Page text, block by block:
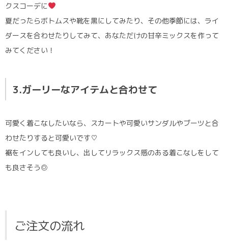
クスコーデに
夏だったらボトムスや靴を黒にしてみたり、その他季節には、ライ
ダースを合わせたりしてみて、あなただけの甘辛ミックスを作って
みてください！
3.ガーリーなアイテムと合わせて
可愛く着こなしたいなら、スカートや可愛いサンダルやブーツと合
わせたりすると可愛いです♡
裾をインしても良いし、出してリラックス感のある着こなしをして
も良さそう◎
ご注文の流れ